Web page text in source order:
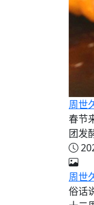
周世
春节
团发
周世
俗话